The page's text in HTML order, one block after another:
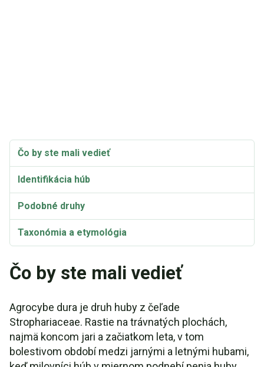
Čo by ste mali vedieť
Identifikácia húb
Podobné druhy
Taxonómia a etymológia
Čo by ste mali vedieť
Agrocybe dura je druh huby z čeľade
Strophariaceae. Rastie na trávnatých plochách,
najmä koncom jari a začiatkom leta, v tom
bolestivom období medzi jarnými a letnými hubami,